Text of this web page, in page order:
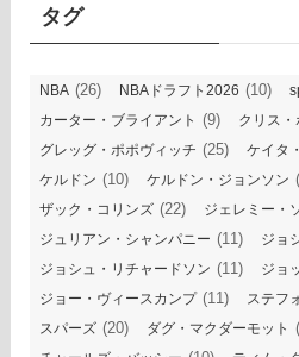
タグ
NBA (26) NBAドラフト2026 (10)
カーター・ブライアント (9) クリス
グレッグ・ポポヴィッチ (25) ケイタ
ケルドン (10) ケルドン・ジョンソン
ザック・コリンズ (22) ジェレミー・
ジュリアン・シャンパニー (11) ジョ
ジョシュ・リチャードソン (11) ジョ
ジョー・ヴィースカンプ(11) ステフ
スパーズ (20) ダグ・マクダーモット